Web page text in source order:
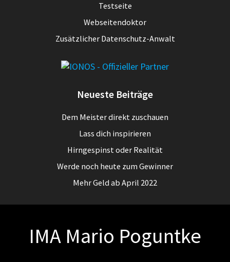
Testseite
Webseitendoktor
Zusätzlicher Datenschutz-Anwalt
Neueste Beiträge
Dem Meister direkt zuschauen
Lass dich inspirieren
Hirngespinst oder Realität
Werde noch heute zum Gewinner
Mehr Geld ab April 2022
IMA Mario Poguntke